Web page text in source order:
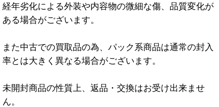
経年劣化による外装や内容物の微細な傷、品質変化が
ある場合がございます。
また中古での買取品の為、パック系商品は通常の封入
率とは大きく異なる場合がございます。
未開封商品の性質上、返品・交換はお受け出来ませ
ん。